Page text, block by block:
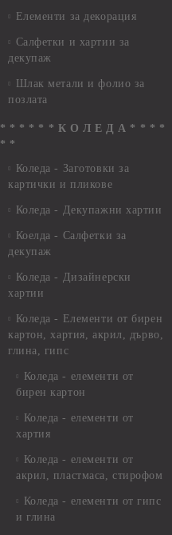
Елементи за декорация
Салфетки и хартии за
декупаж
Шлак метали и фолио за
позлата
* * * * * * К О Л Е Д А * * * *
* *
Коледа - Заготовки за
картички и пликове
Коледа - Декупажни хартии
Коелда - Салфетки за
декупаж
Коледа - Дизайнерски
хартии
Коледа - Eлементи от бирен
картон, хартия, акрил, дърво,
глина, гипс
Коледа - елементи от
бирен картон
Коледа - елементи от
хартия
Коледа - елементи от
акрил, пластмаса, стирофом
Коледа - елементи от гипс
и глина